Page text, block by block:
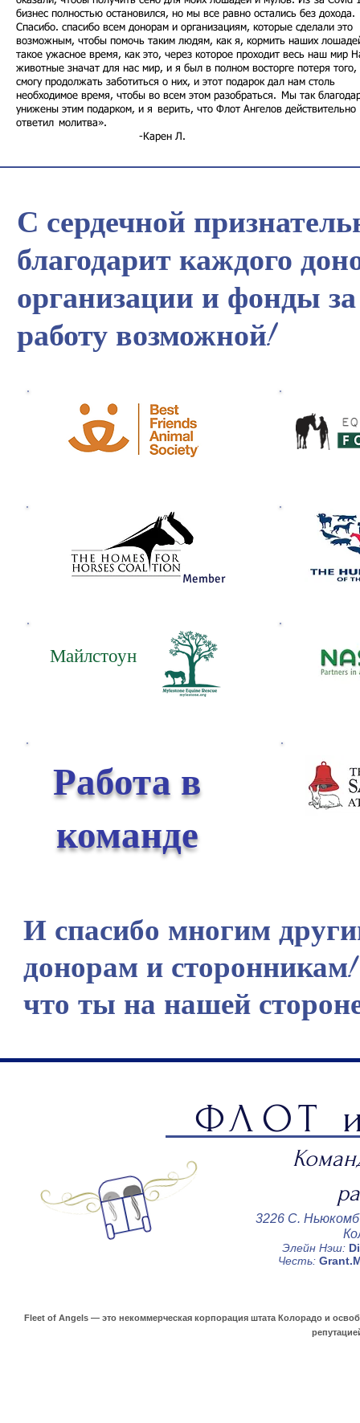
бизнес полностью остановился, но мы все равно остались без дохода.
Спасибо. спасибо всем донорам и организациям, которые сделали это
возможным, чтобы помочь таким людям, как я, кормить наших
такое ужасное время, как это, через которое проходит весь наш мир
животные значат для нас мир, и я был в полном восторге потеря того,
смогу продолжать заботиться о них, и этот подарок дал нам столь
необходимое время, чтобы во всем этом разобраться.
Мы так
унижены этим подарком, и я верить, что Флот Ангелов действительно
ответил молитва».
-Карен Л.
С сердечной
благодарит каждого
организации и фонды
работу возможной!
Member
Майлстоун
Работа в
команде
И спасибо многим
донорам и
что ты на нашей
ФЛОТ
3226 С.
Элейн Нэш:
Честь:
Fleet of Angels — это некоммерческая корпорация штата Колорадо и